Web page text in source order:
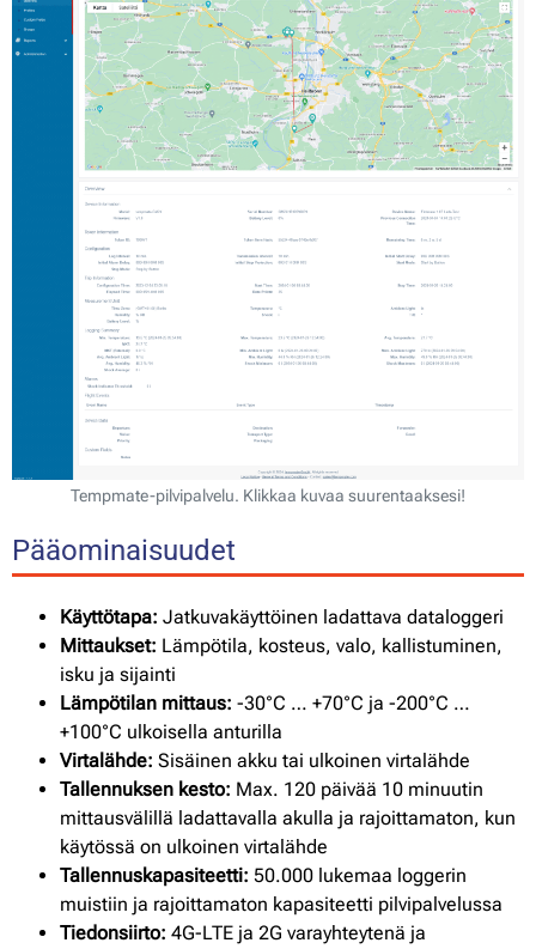
Tempmate-pilvipalvelu. Klikkaa kuvaa suurentaaksesi!
Pääominaisuudet
Käyttötapa: Jatkuvakäyttöinen ladattava dataloggeri
Mittaukset: Lämpötila, kosteus, valo, kallistuminen,
isku ja sijainti
Lämpötilan mittaus: -30°C … +70°C ja -200°C …
+100°C ulkoisella anturilla
Virtalähde: Sisäinen akku tai ulkoinen virtalähde
Tallennuksen kesto: Max. 120 päivää 10 minuutin
mittausvälillä ladattavalla akulla ja rajoittamaton, kun
käytössä on ulkoinen virtalähde
Tallennuskapasiteetti: 50.000 lukemaa loggerin
muistiin ja rajoittamaton kapasiteetti pilvipalvelussa
Tiedonsiirto: 4G-LTE ja 2G varayhteytenä ja